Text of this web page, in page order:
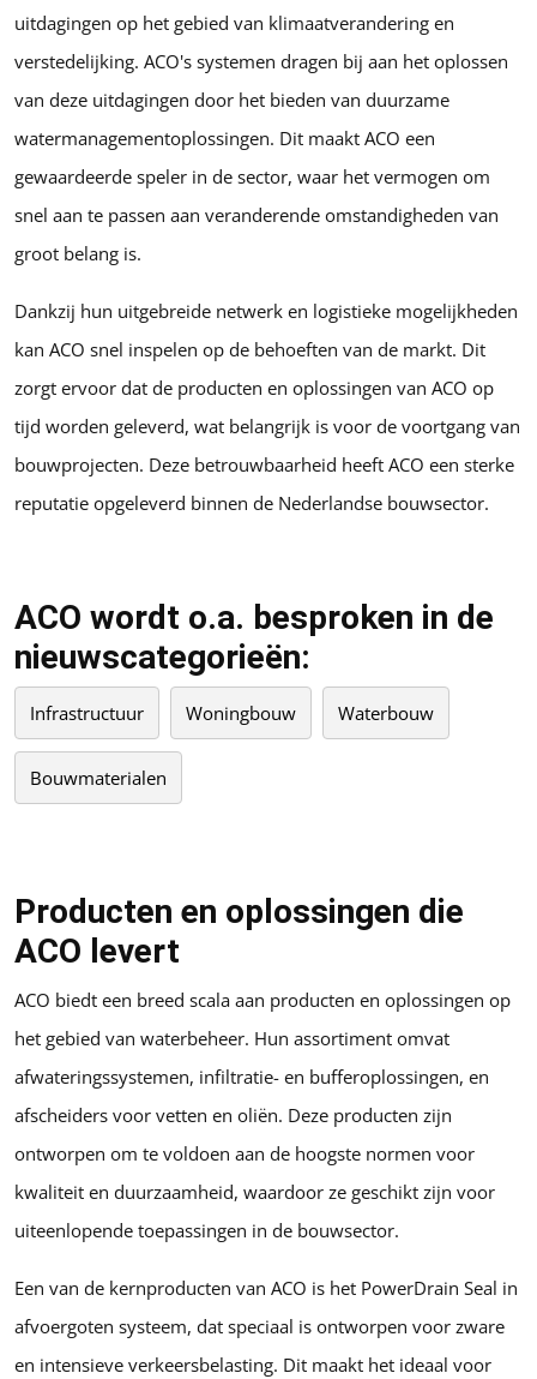
uitdagingen op het gebied van klimaatverandering en
verstedelijking. ACO's systemen dragen bij aan het oplossen
van deze uitdagingen door het bieden van duurzame
watermanagementoplossingen. Dit maakt ACO een
gewaardeerde speler in de sector, waar het vermogen om
snel aan te passen aan veranderende omstandigheden van
groot belang is.
Dankzij hun uitgebreide netwerk en logistieke mogelijkheden
kan ACO snel inspelen op de behoeften van de markt. Dit
zorgt ervoor dat de producten en oplossingen van ACO op
tijd worden geleverd, wat belangrijk is voor de voortgang van
bouwprojecten. Deze betrouwbaarheid heeft ACO een sterke
reputatie opgeleverd binnen de Nederlandse bouwsector.
ACO wordt o.a. besproken in de
nieuwscategorieën:
Infrastructuur Woningbouw Waterbouw
Bouwmaterialen
Producten en oplossingen die
ACO levert
ACO biedt een breed scala aan producten en oplossingen op
het gebied van waterbeheer. Hun assortiment omvat
afwateringssystemen, infiltratie- en bufferoplossingen, en
afscheiders voor vetten en oliën. Deze producten zijn
ontworpen om te voldoen aan de hoogste normen voor
kwaliteit en duurzaamheid, waardoor ze geschikt zijn voor
uiteenlopende toepassingen in de bouwsector.
Een van de kernproducten van ACO is het PowerDrain Seal in
afvoergoten systeem, dat speciaal is ontworpen voor zware
en intensieve verkeersbelasting. Dit maakt het ideaal voor